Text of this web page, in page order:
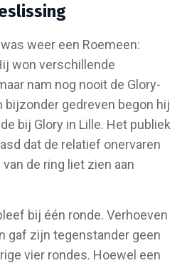
weer een Roemeen:
won verschillende
nam nog nooit de Glory-
bijzonder gedreven begon hij
bij Glory in Lille. Het publiek
dat de relatief onervaren
de ring liet zien aan
bij één ronde. Verhoeven
gaf zijn tegenstander geen
vier rondes. Hoewel een